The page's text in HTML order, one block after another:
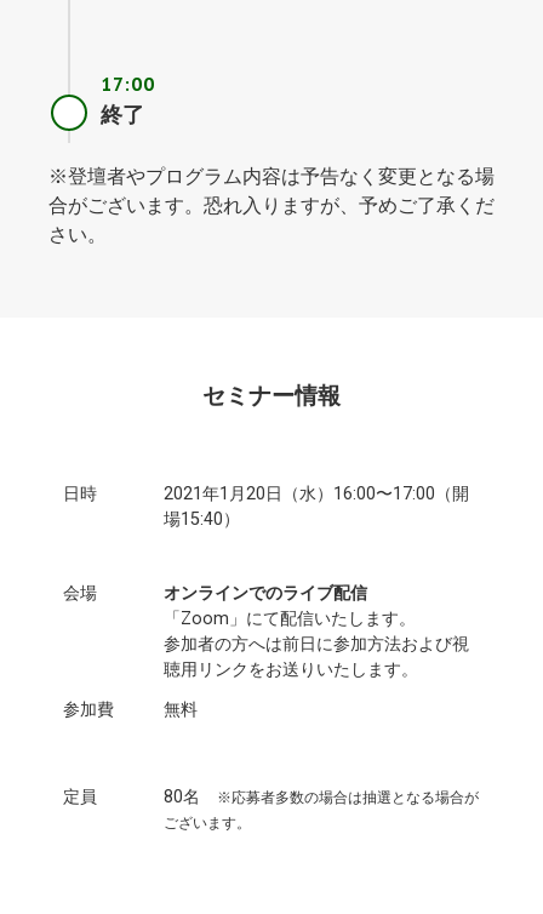
17:00
終了
※登壇者やプログラム内容は予告なく変更となる場
合がございます。恐れ入りますが、予めご了承くだ
さい。
セミナー情報
日時
2021年1月20日（水）16:00〜17:00（開
場15:40）
会場
オンラインでのライブ配信
「Zoom」にて配信いたします。
参加者の方へは前日に参加方法および視
聴用リンクをお送りいたします。
参加費
無料
定員 80名
※応募者多数の場合は抽選となる場合が
ございます。